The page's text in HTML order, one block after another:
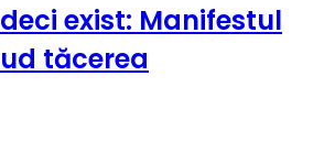
exist: Manifestul
tăcerea